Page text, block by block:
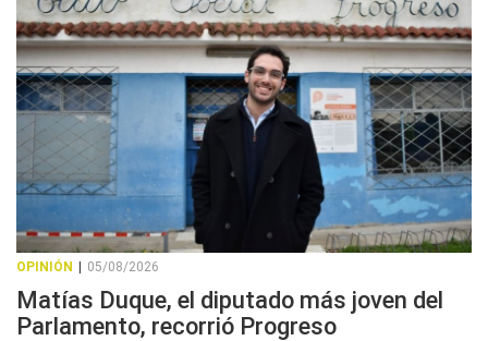
OPINIÓN 05/08/2026
Matías Duque, el diputado más joven del
Parlamento, recorrió Progreso